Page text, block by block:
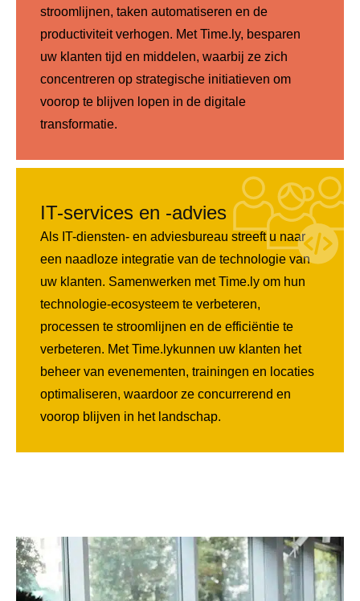
stroomlijnen, taken automatiseren en de
productiviteit verhogen. Met Time.ly, besparen
uw klanten tijd en middelen, waarbij ze zich
concentreren op strategische initiatieven om
voorop te blijven lopen in de digitale
transformatie.
IT-services en -advies
Als IT-diensten- en adviesbureau streeft u naar
een naadloze integratie van de technologie van
uw klanten. Samenwerken met Time.ly om hun
technologie-ecosysteem te verbeteren,
processen te stroomlijnen en de efficiëntie te
verbeteren. Met Time.lykunnen uw klanten het
beheer van evenementen, trainingen en locaties
optimaliseren, waardoor ze concurrerend en
voorop blijven in het landschap.